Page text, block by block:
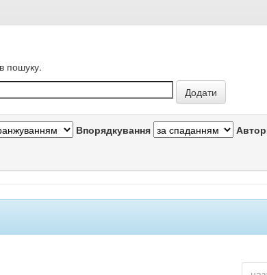
пошуку.
Впорядкування